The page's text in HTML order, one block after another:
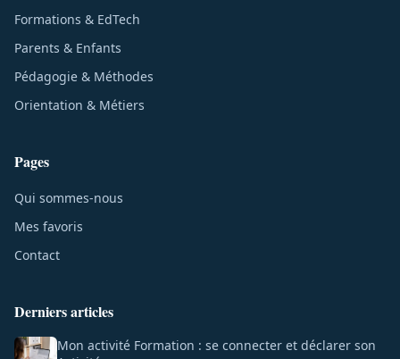
Formations & EdTech
Parents & Enfants
Pédagogie & Méthodes
Orientation & Métiers
Pages
Qui sommes-nous
Mes favoris
Contact
Derniers articles
Mon activité Formation : se connecter et déclarer son